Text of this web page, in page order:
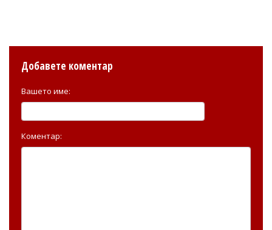
Добавете коментар
Вашето име:
Коментар: